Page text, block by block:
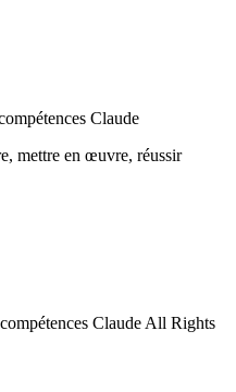
Claude
mettre en œuvre, réussir
ClaudeAll Rights